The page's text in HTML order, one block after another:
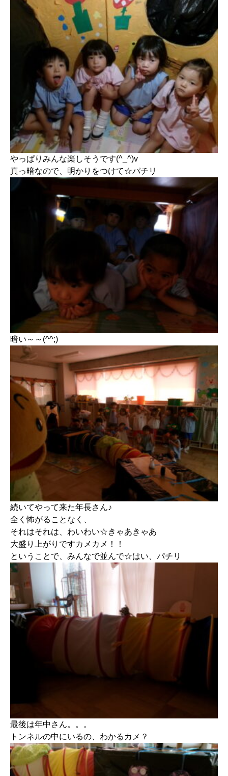
やっぱりみんな楽しそうです(^_^)v
真っ暗なので、明かりをつけて☆パチリ
暗い～～(^^;)
続いてやって来た年長さん♪
全く怖がることなく、
それはそれは、わいわい☆きゃあきゃあ
大盛り上がりですカメカメ！！
ということで、みんなで並んで☆はい、パチリ
最後は年中さん。。。
トンネルの中にいるの、わかるカメ？